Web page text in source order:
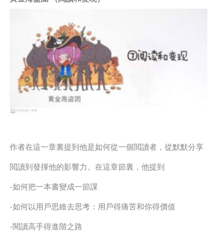
作者在這一章裏提到他是如何從一個閲讀者，從默默分享
閲讀到發揮他的影響力。在這章節裏，他提到
-如何把一本書變成一節課
-如何以用戶思維去思考：用戶得痛苦和你得價值
-閱讀高手得進階之路